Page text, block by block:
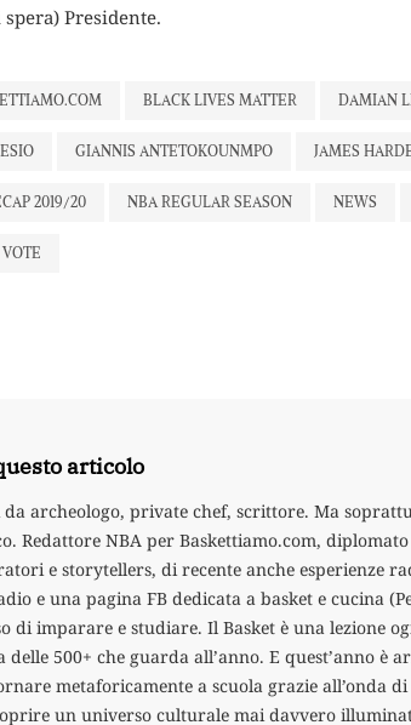
Presidente.
BLACK LIVES MATTER DAMIAN
GIANNIS ANTETOKOUNMPO JAMES
2019/20 NBA REGULAR SEASON NEWS
VOTE
articolo
da archeologo, private chef, scrittore. Ma
Redattore NBA per Baskettiamo.com,
e storytellers, di recente anche esperienze
e una pagina FB dedicata a basket e cucina
di imparare e studiare. Il Basket è una lezione
500+ che guarda all’anno. E quest’anno è
metaforicamente a scuola grazie all’onda
un universo culturale mai davvero